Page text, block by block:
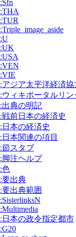
:Sfn
:THA
:TUR
:Triple_image_aside
:U
:UK
:USA
:VEN
:VIE
:アジア太平洋経済協
:ウィキポータルリン
:出典の明記
:戦前日本の経済史
:日本の経済史
:日本関連の項目
:節スタブ
:脚注ヘルプ
:色
:要出典
:要出典範囲
:SisterlinksN
:Multimedia
:日本の政令指定都市
:G20